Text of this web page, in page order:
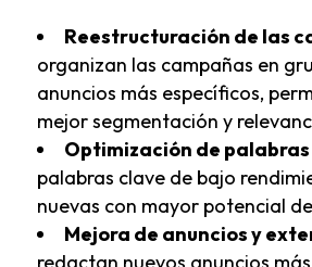
Reestructuración de las
organizan las campañas en
anuncios más específicos,
mejor segmentación y
Optimización de
palabras clave de bajo
nuevas con mayor potencial
Mejora de anuncios y